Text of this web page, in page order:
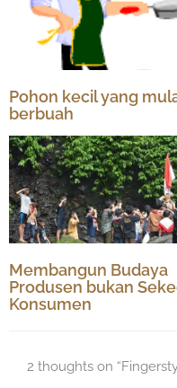
Pohon kecil yang
berbuah
Membangun Budaya
Produsen bukan
Konsumen
2 thoughts on